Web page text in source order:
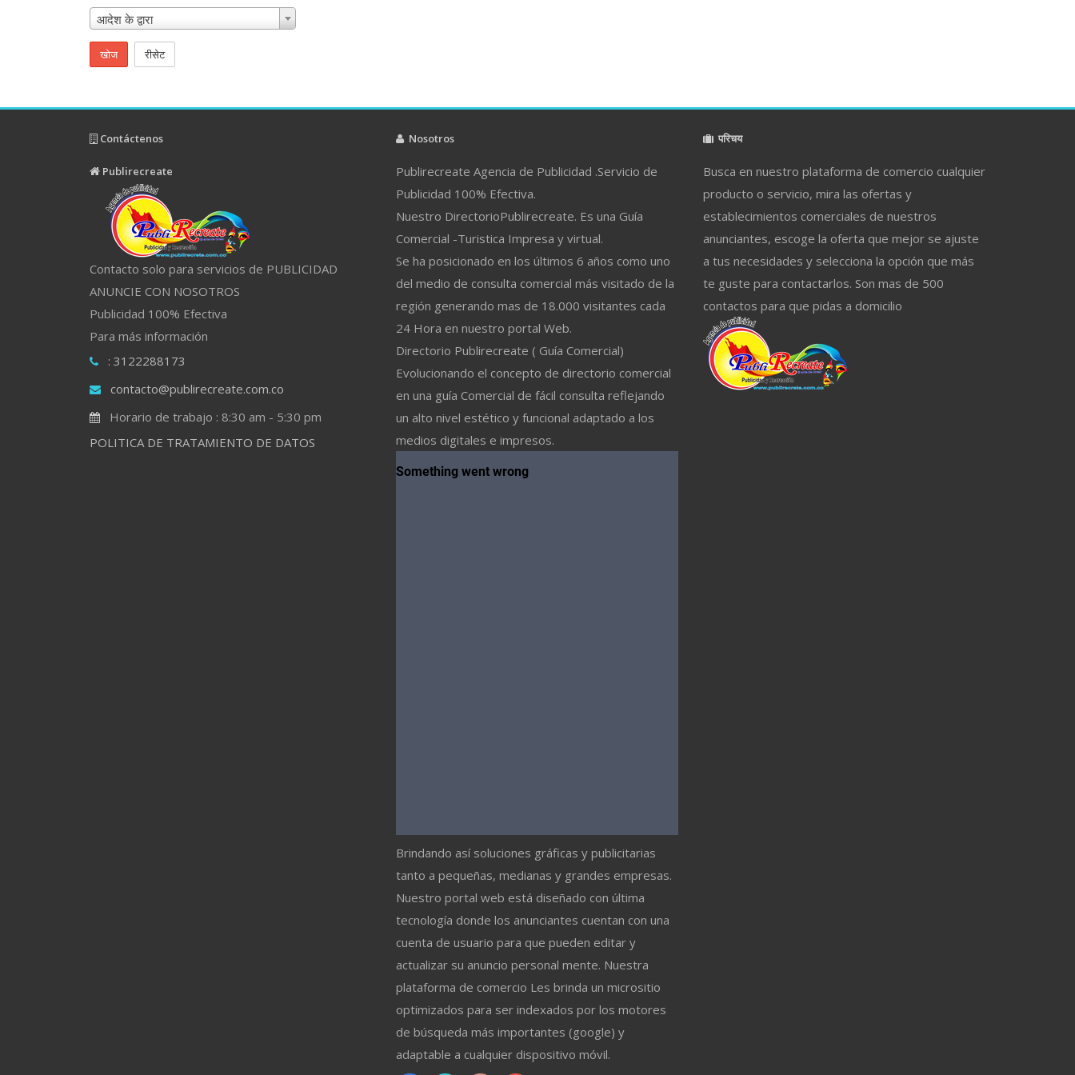
आदेश के द्वारा
खोज रीसेट
Contáctenos
Publirecreate
Contacto solo para servicios de PUBLICIDAD
ANUNCIE CON NOSOTROS
Publicidad 100% Efectiva
Para más información
: 3122288173
contacto@publirecreate.com.co
Horario de trabajo : 8:30 am - 5:30 pm
POLITICA DE TRATAMIENTO DE DATOS
Nosotros
Publirecreate Agencia de Publicidad .Servicio de
Publicidad 100% Efectiva.
Nuestro DirectorioPublirecreate. Es una Guía
Comercial -Turistica Impresa y virtual.
Se ha posicionado en los últimos 6 años como uno
del medio de consulta comercial más visitado de la
región generando mas de 18.000 visitantes cada
24 Hora en nuestro portal Web.
Directorio Publirecreate ( Guía Comercial)
Evolucionando el concepto de directorio comercial
en una guía Comercial de fácil consulta reflejando
un alto nivel estético y funcional adaptado a los
medios digitales e impresos.
Brindando así soluciones gráficas y publicitarias
tanto a pequeñas, medianas y grandes empresas.
Nuestro portal web está diseñado con última
tecnología donde los anunciantes cuentan con una
cuenta de usuario para que pueden editar y
actualizar su anuncio personal mente. Nuestra
plataforma de comercio Les brinda un micrositio
optimizados para ser indexados por los motores
de búsqueda más importantes (google) y
adaptable a cualquier dispositivo móvil.
परिचय
Busca en nuestro plataforma de comercio cualquier
producto o servicio, mira las ofertas y
establecimientos comerciales de nuestros
anunciantes, escoge la oferta que mejor se ajuste
a tus necesidades y selecciona la opción que más
te guste para contactarlos. Son mas de 500
contactos para que pidas a domicilio